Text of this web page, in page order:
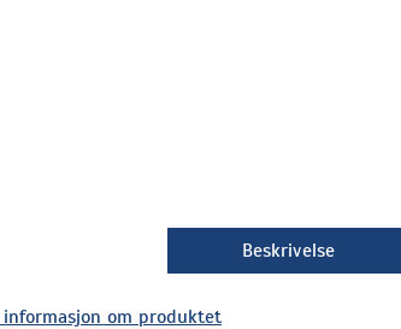
Beskrivelse
om produktet